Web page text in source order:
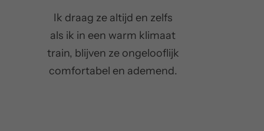
Ik draag ze altijd en zelfs
als ik in een warm klimaat
train, blijven ze ongelooflijk
comfortabel en ademend.